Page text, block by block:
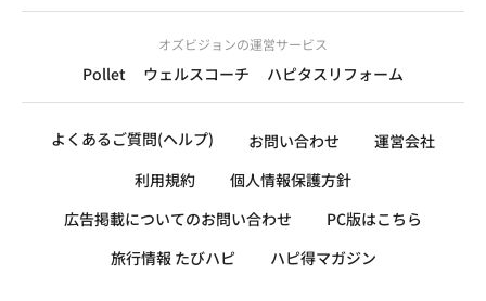
オズビジョンの運営サービス
Pollet ウェルスコーチ ハピタスリフォーム
よくあるご質問(ヘルプ) お問い合わせ
運営会社
利用規約
個人情報保護方針
広告掲載についてのお問い合わせ
PC版はこちら
旅行情報 たびハピ
ハピ得マガジン